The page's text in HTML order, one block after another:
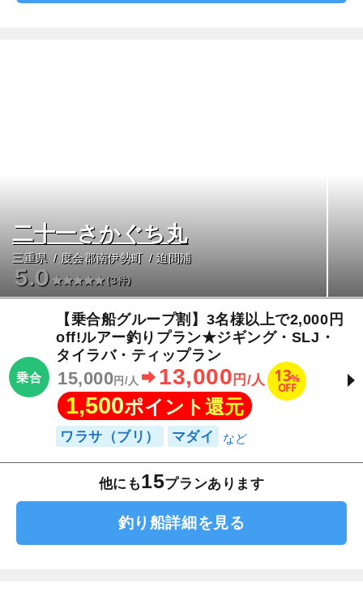
二十一さかぐち丸
三重県 度会郡南伊勢町 迫間浦
5.0 (3件)
乗合
【乗合船グループ割】3名様以上で2,000円
off!ルアー釣りプラン★ジギング・SLJ・
タイラバ・ティップラン
15,000円/人 13,000 円/人 13%
OFF
1,500ポイント還元
ワラサ（ブリ） マダイ
他にも15プランあります
釣り船詳細を見る